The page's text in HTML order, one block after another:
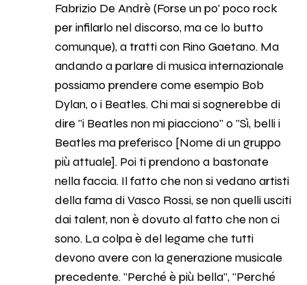
Fabrizio De Andrè (Forse un po' poco rock
per infilarlo nel discorso, ma ce lo butto
comunque), a tratti con Rino Gaetano. Ma
andando a parlare di musica internazionale
possiamo prendere come esempio Bob
Dylan, o i Beatles. Chi mai si sognerebbe di
dire "i Beatles non mi piacciono" o "Sì, belli i
Beatles ma preferisco [Nome di un gruppo
più attuale]. Poi ti prendono a bastonate
nella faccia. Il fatto che non si vedano artisti
della fama di Vasco Rossi, se non quelli usciti
dai talent, non è dovuto al fatto che non ci
sono. La colpa è del legame che tutti
devono avere con la generazione musicale
precedente. "Perché è più bella", "Perché